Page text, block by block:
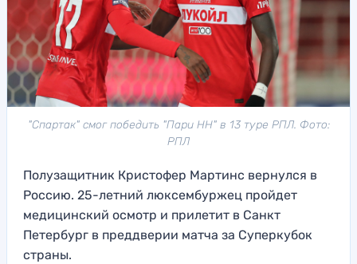
"Спартак" смог победить "Пари НН" в 13 туре РПЛ. Фото:
РПЛ
Полузащитник Кристофер Мартинс вернулся в
Россию. 25-летний люксембуржец пройдет
медицинский осмотр и прилетит в Санкт
Петербург в преддверии матча за Суперкубок
страны.